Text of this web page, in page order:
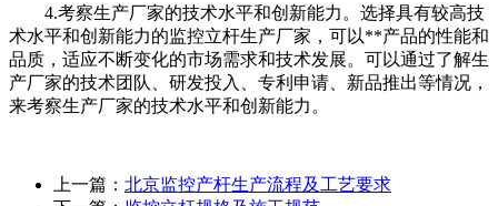
4.考察生产厂家的技术水平和创新能力。选择具有较高技
术水平和创新能力的监控立杆生产厂家，可以**产品的性能和
品质，适应不断变化的市场需求和技术发展。可以通过了解生
产厂家的技术团队、研发投入、专利申请、新品推出等情况，
来考察生产厂家的技术水平和创新能力。
上一篇： 北京监控产杆生产流程及工艺要求